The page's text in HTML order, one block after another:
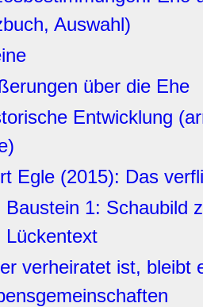
Auswahl)
über die Ehe
Entwicklung
Egle (2015): Das
Baustein 1: Schaubild
Lückentext
verheiratet ist, bleibt